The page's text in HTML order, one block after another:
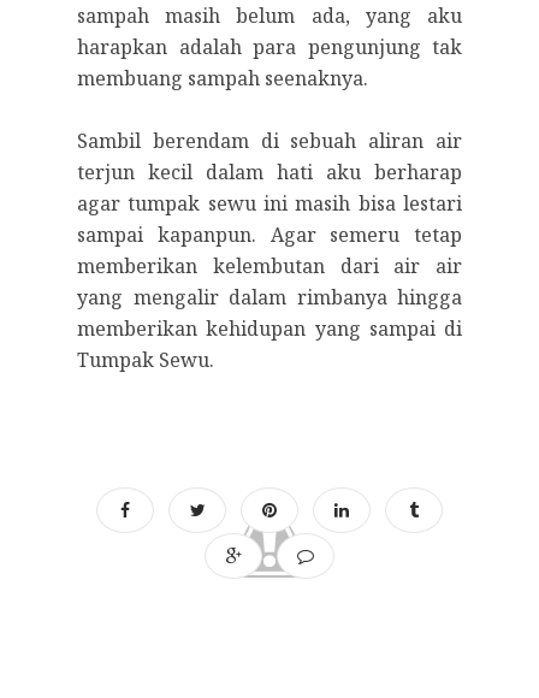
sampah masih belum ada, yang aku
harapkan adalah para pengunjung tak
membuang sampah seenaknya.
Sambil berendam di sebuah aliran air
terjun kecil dalam hati aku berharap
agar tumpak sewu ini masih bisa lestari
sampai kapanpun. Agar semeru tetap
memberikan kelembutan dari air air
yang mengalir dalam rimbanya hingga
memberikan kehidupan yang sampai di
Tumpak Sewu.